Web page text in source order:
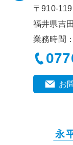
〒910-
福井県吉
業務時間
お